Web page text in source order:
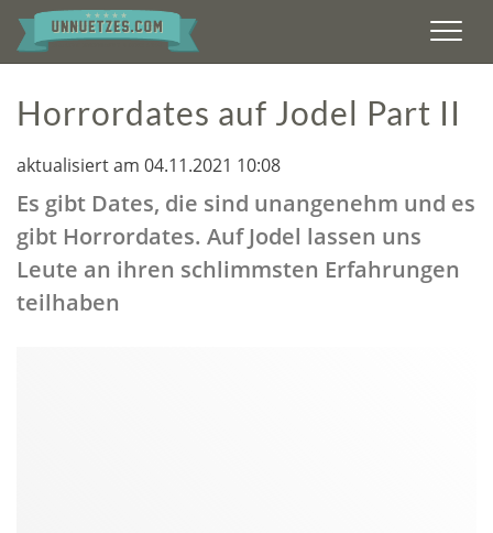
Horrordates auf Jodel Part II
aktualisiert am 04.11.2021 10:08
Es gibt Dates, die sind unangenehm und es
gibt Horrordates. Auf Jodel lassen uns
Leute an ihren schlimmsten Erfahrungen
teilhaben